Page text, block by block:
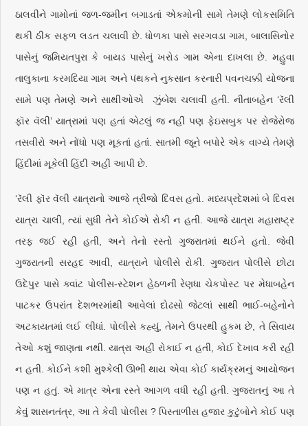
ઠાલવીને ગામોનાં જળ-જમીન બગાડતાં એકમોની સામે તેમણે લોકસમિતિ
થકી ઠીક સફળ લડત ચલાવી છે. ધોળકા પાસે સરગવડા ગામ, બાલાસિનોર
પાસેનું જમિયતપુરા કે બાયડ પાસેનું ખરોડ ગામ એના દાખલા છે. મહુવા
તાલુકાના કરમદિયા ગામ અને પંથકને નુકસાન કરનારી પવનચક્કી યોજના
સામે પણ તેમણે અને સાથીઓએ ઝુંબેશ ચલાવી હતી. નીતાબહેન ‘રૅલી
ફૉર વૅલી’ યાત્રામાં પણ હતાં એટલું જ નહીં પણ ફેઇસબુક પર રોજેરોજ
તસવીરો અને નોંધો પણ મૂકતાં હતાં. સાતમી જૂને બપોરે એક વાગ્યે તેમણે
હિંદીમાં મૂકેલી હિંદી અહીં આપી છે.
‘રૅલી ફૉર વૅલી યાત્રાનો આજે ત્રીજો દિવસ હતો. મધ્યપ્રદેશમાં બે દિવસ
યાત્રા ચાલી, ત્યાં સુધી તેને કોઈએ રોકી ન હતી. આજે યાત્રા મહારાષ્ટ્ર
તરફ જઈ રહી હતી, અને તેનો રસ્તો ગુજરાતમાં થઈને હતો. જેવી
ગુજરાતની સરહદ આવી, યાત્રાને પોલીસે રોકી. ગુજરાત પોલીસે છોટા
ઉદેપુર પાસે ક્વાંટ પોલીસ-સ્ટેશન હેઠળની રેણધા ચેકપોસ્ટ પર મેધાબહેન
પાટકર ઉપરાંત દેશભરમાંથી આવેલાં દોઢસો જેટલાં સાથી ભાઈ-બહેનોને
અટકાયતમાં લઈ લીધાં. પોલીસે કહ્યું, તેમને ઉપરથી હુકમ છે, તે સિવાય
તેઓ કશું જાણતા નથી. યાત્રા અહીં રોકાઈ ન હતી, કોઈ દેખાવ કરી રહી
ન હતી. કોઈને કશી મુશ્કેલી ઊભી થાય એવા કોઈ કાર્યક્રમનું આયોજન
પણ ન હતું. એ માત્ર એના રસ્તે આગળ વધી રહી હતી. ગુજરાતનું આ તે
કેવું શાસનતંત્ર, આ તે કેવી પોલીસ ? પિસ્તાળીસ હજાર કુટુંબોને કોઈ પણ